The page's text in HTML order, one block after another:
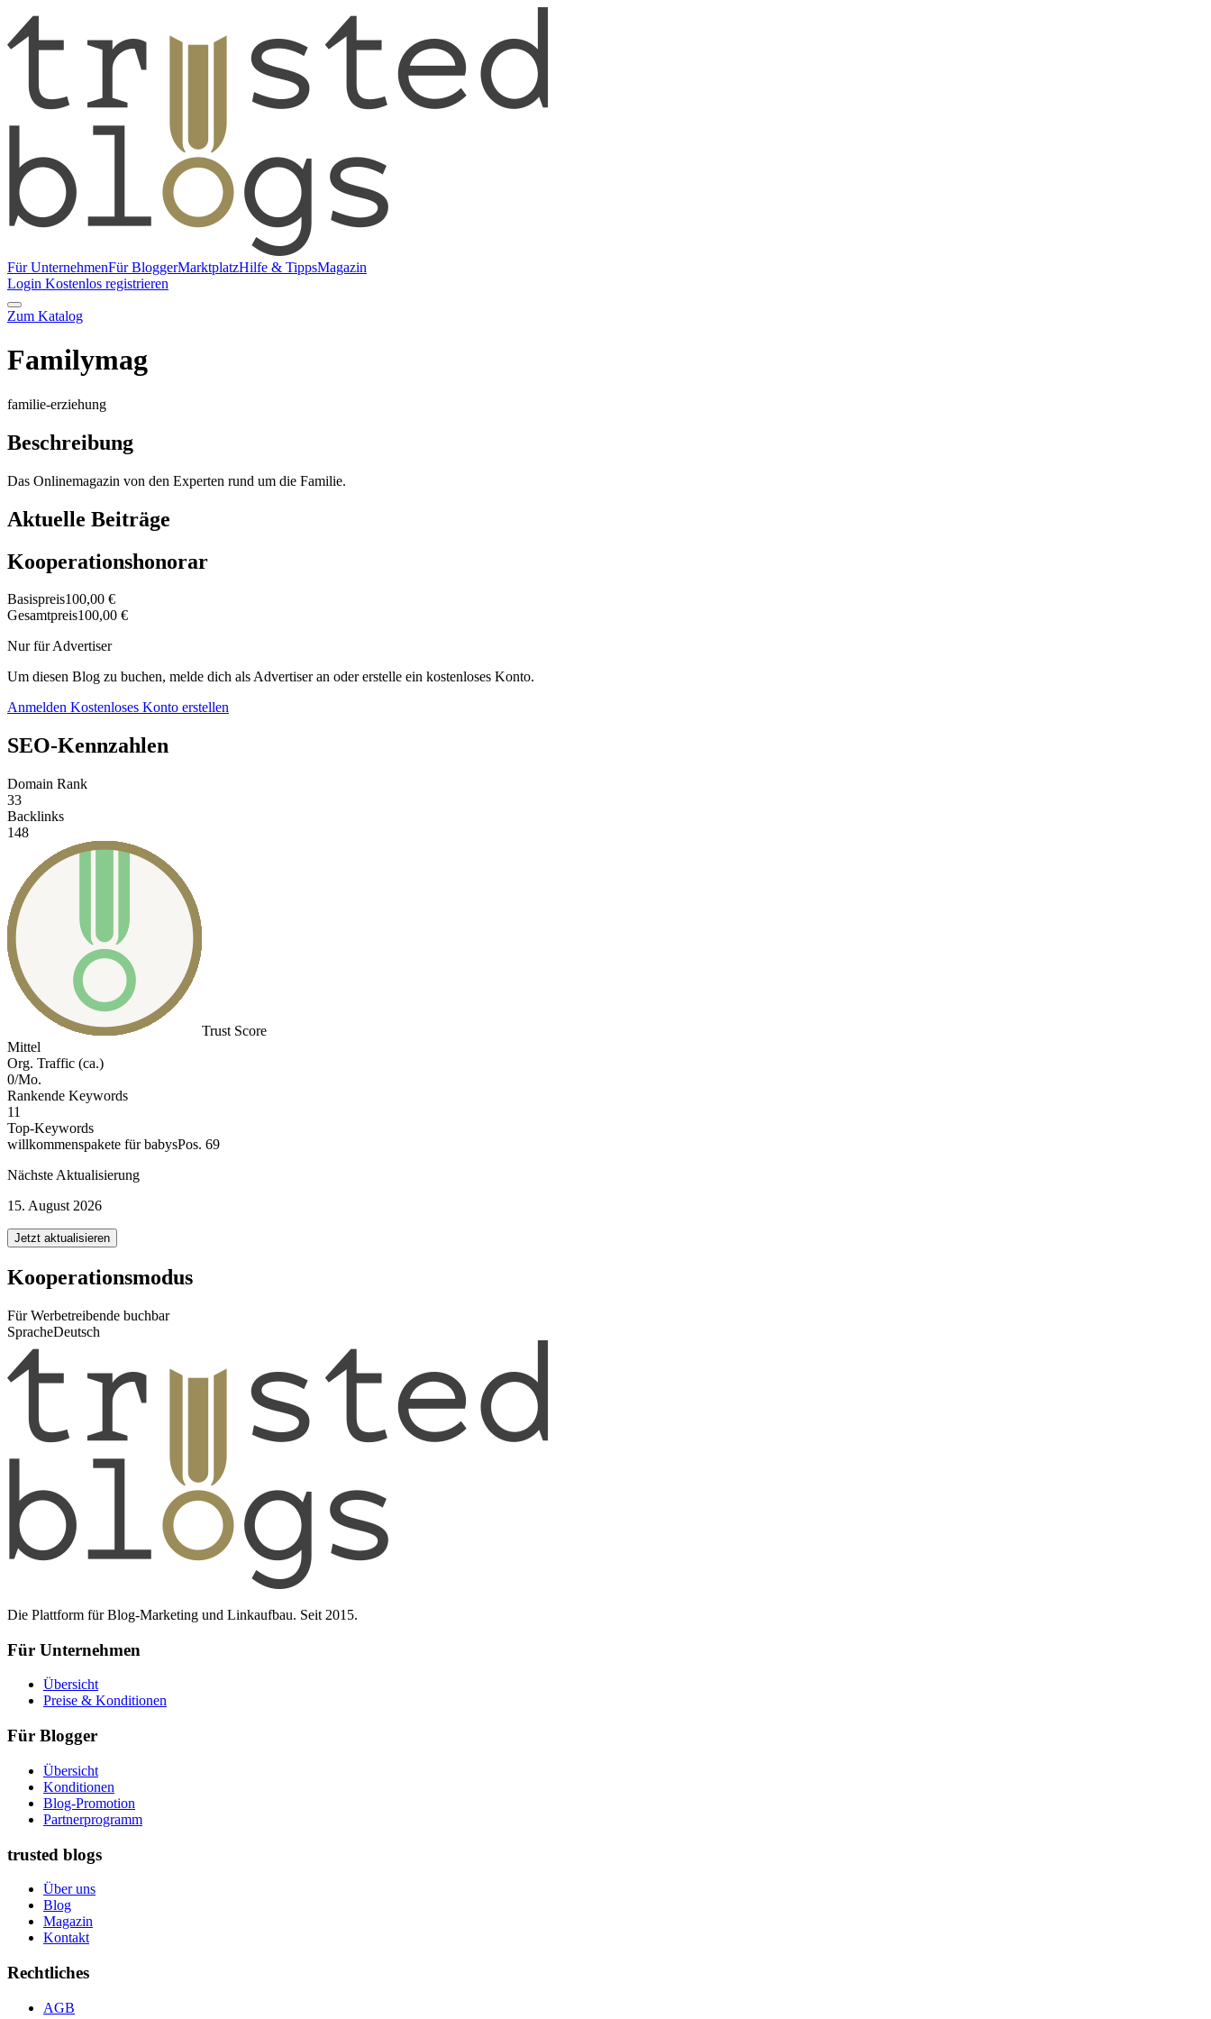
Für UnternehmenFür BloggerMarktplatzHilfe & TippsMagazin
Login Kostenlos registrieren
Zum Katalog
Familymag
familie-erziehung
Beschreibung
Das Onlinemagazin von den Experten rund um die Familie.
Aktuelle Beiträge
Kooperationshonorar
Basispreis100,00 €
Gesamtpreis100,00 €
Nur für Advertiser
Um diesen Blog zu buchen, melde dich als Advertiser an oder erstelle ein kostenloses Konto.
Anmelden Kostenloses Konto erstellen
SEO-Kennzahlen
Domain Rank
33
Backlinks
148
Trust Score
Mittel
Org. Traffic (ca.)
0/Mo.
Rankende Keywords
11
Top-Keywords
willkommenspakete für babysPos. 69
Nächste Aktualisierung
15. August 2026
Jetzt aktualisieren
Kooperationsmodus
Für Werbetreibende buchbar
SpracheDeutsch
Die Plattform für Blog-Marketing und Linkaufbau. Seit 2015.
Für Unternehmen
Übersicht
Preise & Konditionen
Für Blogger
Übersicht
Konditionen
Blog-Promotion
Partnerprogramm
trusted blogs
Über uns
Blog
Magazin
Kontakt
Rechtliches
AGB